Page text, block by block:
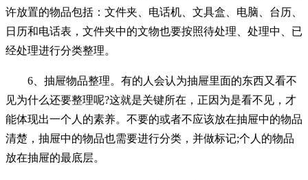
许放置的物品包括：文件夹、电话机、文具盒、电脑、台历、
日历和电话表，文件夹中的文物也要按照待处理、处理中、已
经处理进行分类整理。
6、抽屉物品整理。有的人会认为抽屉里面的东西又看不
见为什么还要整理呢?这就是关键所在，正因为是看不见，才
能体现出一个人的素养。不要的或者不应该放在抽屉中的物品
清楚，抽屉中的物品也需要进行分类，并做标记;个人的物品
放在抽屉的最底层。